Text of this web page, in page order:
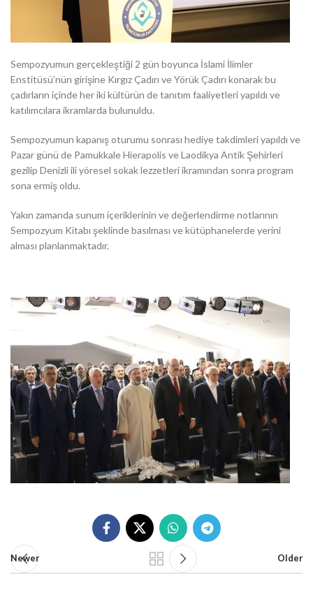
Sempozyumun gerçekleştiği 2 gün boyunca İslami İlimler
Enstitüsü’nün girişine Kırgız Çadırı ve Yörük Çadırı konarak bu
çadırların içinde her iki kültürün de tanıtım faaliyetleri yapıldı ve
katılımcılara ikramlarda bulunuldu.
Sempozyumun kapanış oturumu sonrası hediye takdimleri yapıldı ve
Pazar günü de Pamukkale Hierapolis ve Laodikya Antik Şehirleri
gezilip Denizli ili yöresel sokak lezzetleri ikramından sonra program
sona ermiş oldu.
Yakın zamanda sunum içeriklerinin ve değerlendirme notlarının
Sempozyum Kitabı şeklinde basılması ve kütüphanelerde yerini
alması planlanmaktadır.
Newer Older